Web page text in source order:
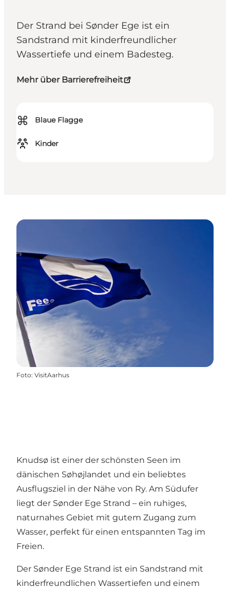
Der Strand bei Sønder Ege ist ein
Sandstrand mit kinderfreundlicher
Wassertiefe und einem Badesteg.
Mehr über Barrierefreiheit
⌘ Blaue Flagge
Kinder
Foto: VisitAarhus
Knudsø ist einer der schönsten Seen im
dänischen Søhøjlandet und ein beliebtes
Ausflugsziel in der Nähe von Ry. Am Südufer
liegt der Sønder Ege Strand – ein ruhiges,
naturnahes Gebiet mit gutem Zugang zum
Wasser, perfekt für einen entspannten Tag im
Freien.
Der Sønder Ege Strand ist ein Sandstrand mit
kinderfreundlichen Wassertiefen und einem